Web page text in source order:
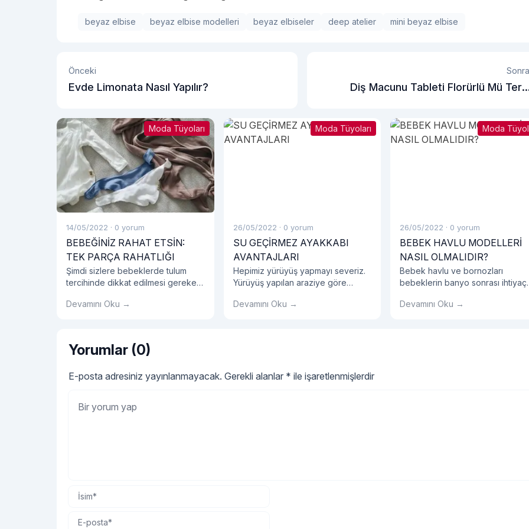
beyaz elbise beyaz elbise modelleri beyaz elbiseler deep atelier mini beyaz elbise
Önceki
Evde Limonata Nasıl Yapılır?
Diş Macunu Tableti Florürlü Mü
Moda Tüyoları
14/05/2022 · 0 yorum
BEBEĞİNİZ RAHAT ETSİN:
TEK PARÇA RAHATLIĞI
Şimdi sizlere bebeklerde tulum
tercihinde dikkat edilmesi gereken
seçiminin avantajlarını, tulum
Devamını Oku →
Moda Tüyoları
26/05/2022 · 0 yorum
SU GEÇİRMEZ AYAKKABI
AVANTAJLARI
Hepimiz yürüyüş yapmayı severiz.
Yürüyüş yapılan araziye göre
etmelisiniz.
Devamını Oku →
Moda
26/05/2022 · 0 yorum
BEBEK HAVLU MODELLERİ
NASIL OLMALIDIR?
Bebek havlu ve bornozları
bebeklerin banyo sonrası ihtiyaç
Devamını Oku →
Yorumlar (0)
E-posta adresiniz yayınlanmayacak. Gerekli alanlar * ile işaretlenmişlerdir